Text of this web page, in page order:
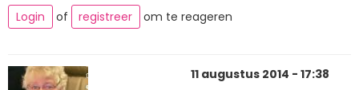
Login
of registreer om te reageren
11 augustus 2014 - 17:38